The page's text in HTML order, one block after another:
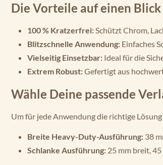
Die Vorteile auf einen Blick
100 % Kratzerfrei:Schützt Chrom,
Blitzschnelle Anwendung: Einfaches
Vielseitig Einsetzbar: Ideal für die
Extrem Robust:Gefertigt aus
Wähle Deine passende
Um für jede Anwendung die richtige
Breite Heavy-Duty-Ausführung: 38
Schlanke Ausführung: 25 mm breit,